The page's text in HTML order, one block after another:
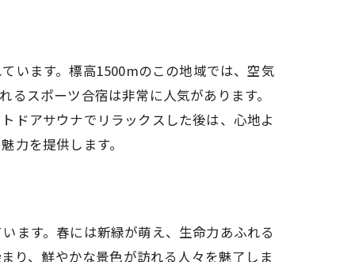
います。標高1500mのこの地域では、空気
スポーツ合宿は非常に人気があります。
ドアサウナでリラックスした後は、心地よ
力を提供します。
ます。春には新緑が萌え、生命力あふれる
り、鮮やかな景色が訪れる人々を魅了しま